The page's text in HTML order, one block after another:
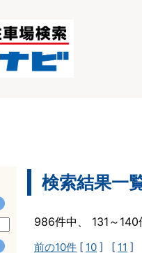
検索結果一
986件中、 131～
前の10件 [ 10 ] [ 11 ]